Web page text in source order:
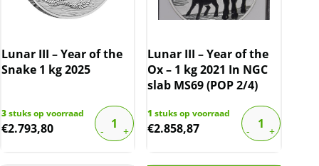
Lunar III – Year of the
Snake 1 kg 2025
3stuks op voorraad
€2.793,80
Lunar III – Year of the
Ox – 1 kg 2021 In NGC
slab MS69 (POP 2/4)
1 stuks op voorraad
€2.858,87